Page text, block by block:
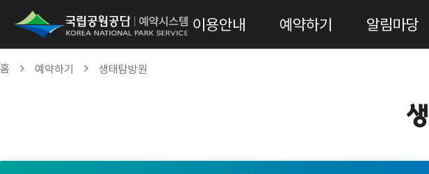
이용안내 예약하기 알림마당
홈 예약하기 생태탐방원